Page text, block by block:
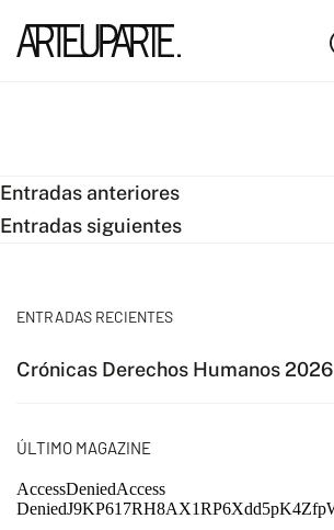
Navegación
de
Entradas anteriores
Entradas siguientes
ENTRADAS RECIENTES
Crónicas Derechos Humanos 2026
ÚLTIMO MAGAZINE